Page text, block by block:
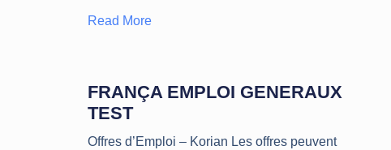
Read More
FRANÇA EMPLOI GENERAUX
TEST
Offres d’Emploi – Korian Les offres peuvent